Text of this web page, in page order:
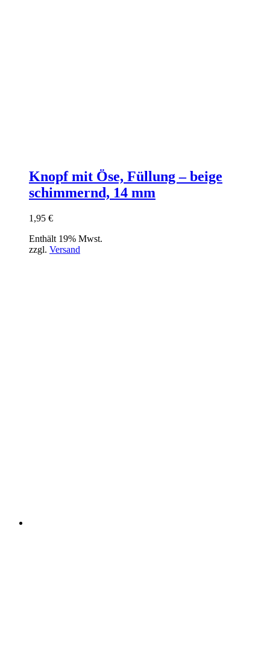
Knopf mit Öse, Füllung – beige
schimmernd, 14 mm
1,95 €
Enthält 19% Mwst.
zzgl. Versand